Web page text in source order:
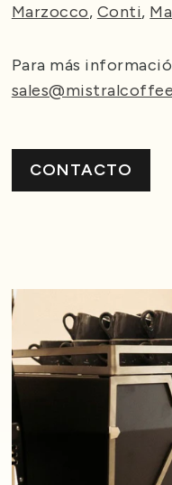
Marzocco, Conti,
Para más
CONTACTO